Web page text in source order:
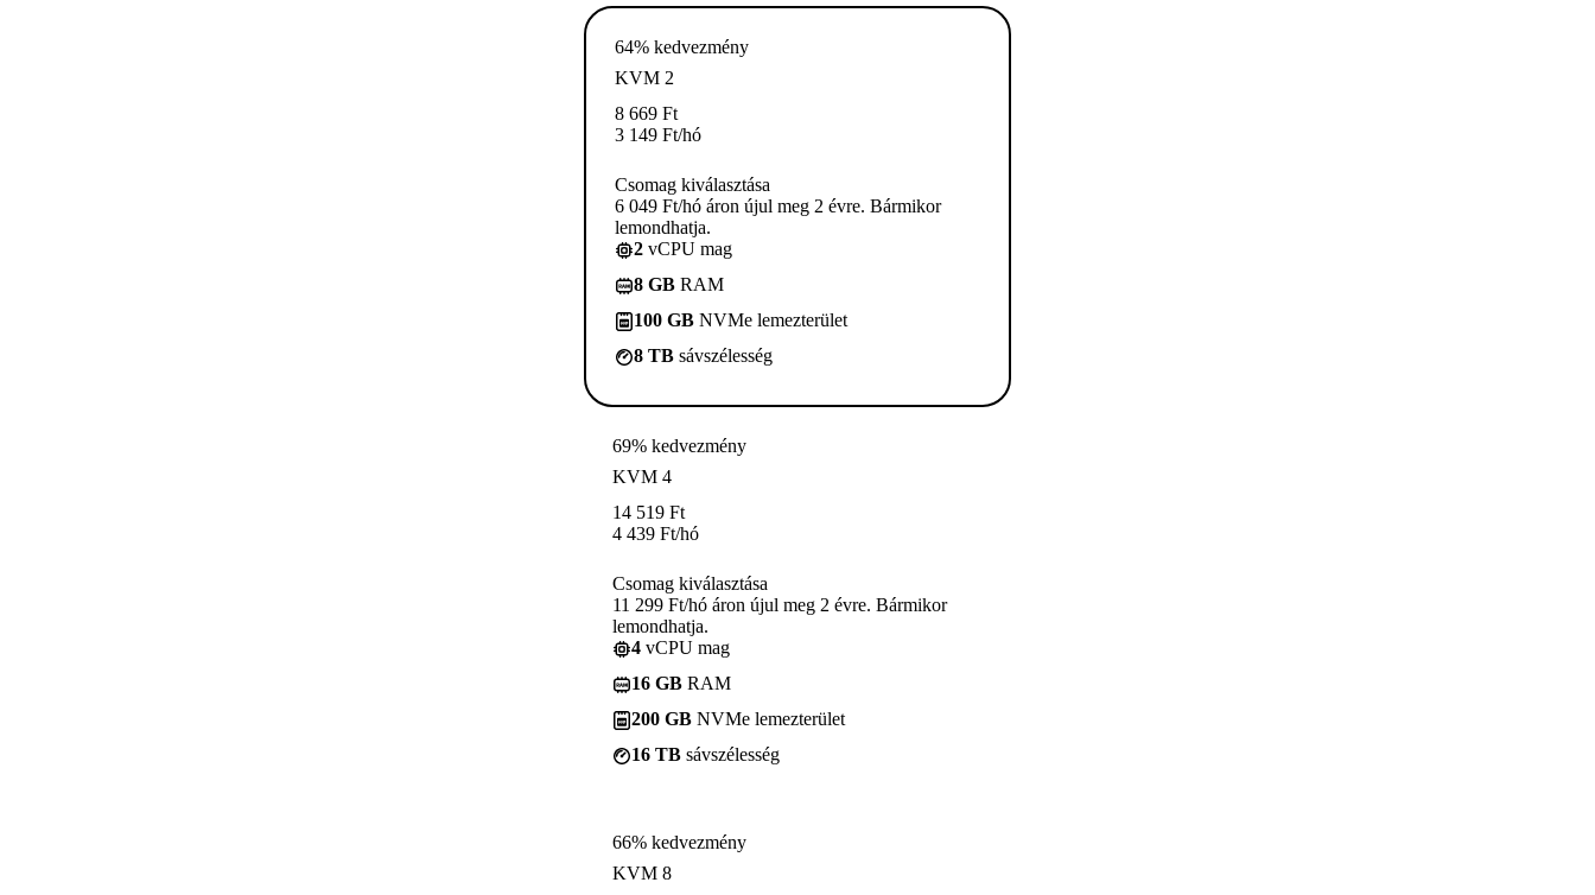
64% kedvezmény
KVM 2
8 669 Ft
3 149 Ft/hó
Csomag kiválasztása
6 049 Ft/hó áron újul meg 2 évre. Bármikor
lemondhatja.
2 vCPU mag
8 GB RAM
100 GB NVMe lemezterület
8 TB sávszélesség
69% kedvezmény
KVM 4
14 519 Ft
4 439 Ft/hó
Csomag kiválasztása
11 299 Ft/hó áron újul meg 2 évre. Bármikor
lemondhatja.
4 vCPU mag
16 GB RAM
200 GB NVMe lemezterület
16 TB sávszélesség
66% kedvezmény
KVM 8